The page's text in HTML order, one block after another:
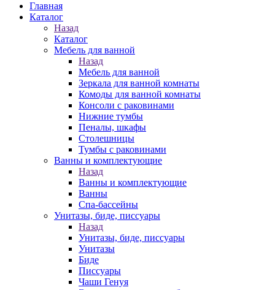
Главная
Каталог
Назад
Каталог
Мебель для ванной
Назад
Мебель для ванной
Зеркала для ванной комнаты
Комоды для ванной комнаты
Консоли с раковинами
Нижние тумбы
Пеналы, шкафы
Столешницы
Тумбы с раковинами
Ванны и комплектующие
Назад
Ванны и комплектующие
Ванны
Спа-бассейны
Унитазы, биде, писсуары
Назад
Унитазы, биде, писсуары
Унитазы
Биде
Писсуары
Чаши Генуя